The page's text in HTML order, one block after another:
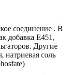
соединение . В
добавка Е451,
Другие
натриевая соль